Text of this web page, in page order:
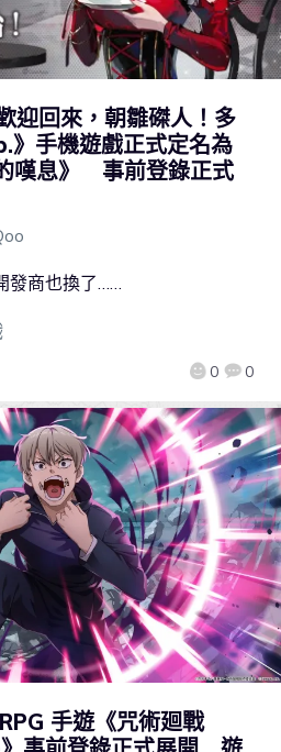
迎回來，朝雛磔人！多
手機遊戲正式定名為
嘆息》 事前登錄正式
0 0
商也換了……
手遊《咒術廻戰